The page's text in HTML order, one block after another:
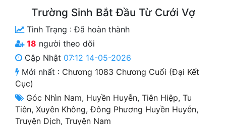
Cung Đấu
Cổ Tiên Hiệp
Cổ Đại
Du Hí
Trường Sinh Bắt Đầu Từ Cưới Vợ
Tình Trạng :Đã hoàn thành
18 người theo dõi
Cập Nhật 07:12 14-05-2026
Mới nhất : Chương 1083 Chương Cuối (Đại Kết
Cục)
Góc Nhìn Nam, Huyền Huyễn, Tiên Hiệp, Tu
Tiên, Xuyên Không,Đông Phương Huyền Huyễn,
Truyện Dịch, Truyện Nam